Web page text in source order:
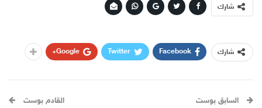
شارك
شارك Facebook
Twitter
Google+
السابق بوست القادم بوست